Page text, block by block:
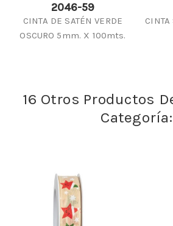
2046-59
CINTA DE SATÉN VERDE
OSCURO 5mm. X 100mts.
16 Otros Productos
Categoría: